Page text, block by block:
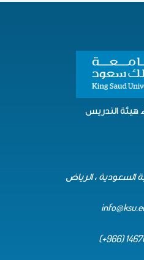
هيئة التدريس
السعودية ، الرياض
(+966)